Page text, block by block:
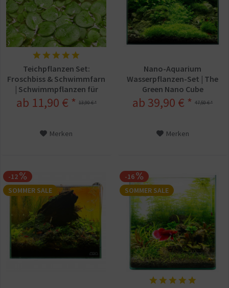
Teichpflanzen Set:
Froschbiss & Schwimmfarn
| Schwimmpflanzen für
Miniteich & Garten
13,90 € *
ab 11,90 € *
Merken
Nano-Aquarium
Wasserpflanzen-Set | The
Green Nano Cube
47,50 € *
ab 39,90 € *
Merken
-12
SOMMER SALE
-16
SOMMER SALE